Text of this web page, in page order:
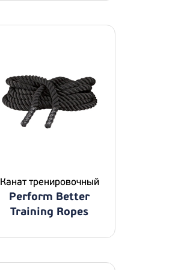
Канат тренировочный
Perform Better
Training Ropes